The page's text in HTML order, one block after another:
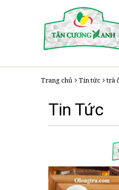
Trang chủ Tin tức trà
Tin Tức